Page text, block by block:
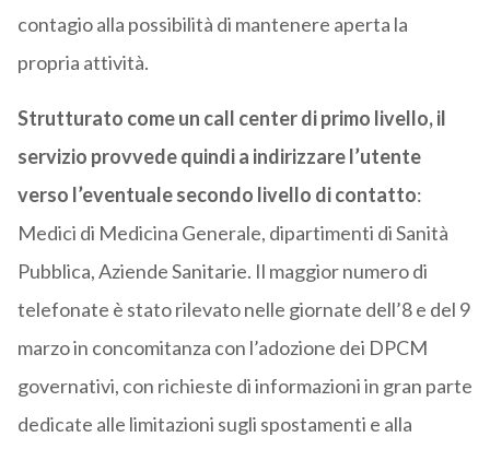
contagio alla possibilità di mantenere aperta la
propria attività.
Strutturato come un call center di primo livello, il
servizio provvede quindi a indirizzare l’utente
verso l’eventuale secondo livello di contatto:
Medici di Medicina Generale, dipartimenti di Sanità
Pubblica, Aziende Sanitarie. Il maggior numero di
telefonate è stato rilevato nelle giornate dell’8 e del 9
marzo in concomitanza con l’adozione dei DPCM
governativi, con richieste di informazioni in gran parte
dedicate alle limitazioni sugli spostamenti e alla